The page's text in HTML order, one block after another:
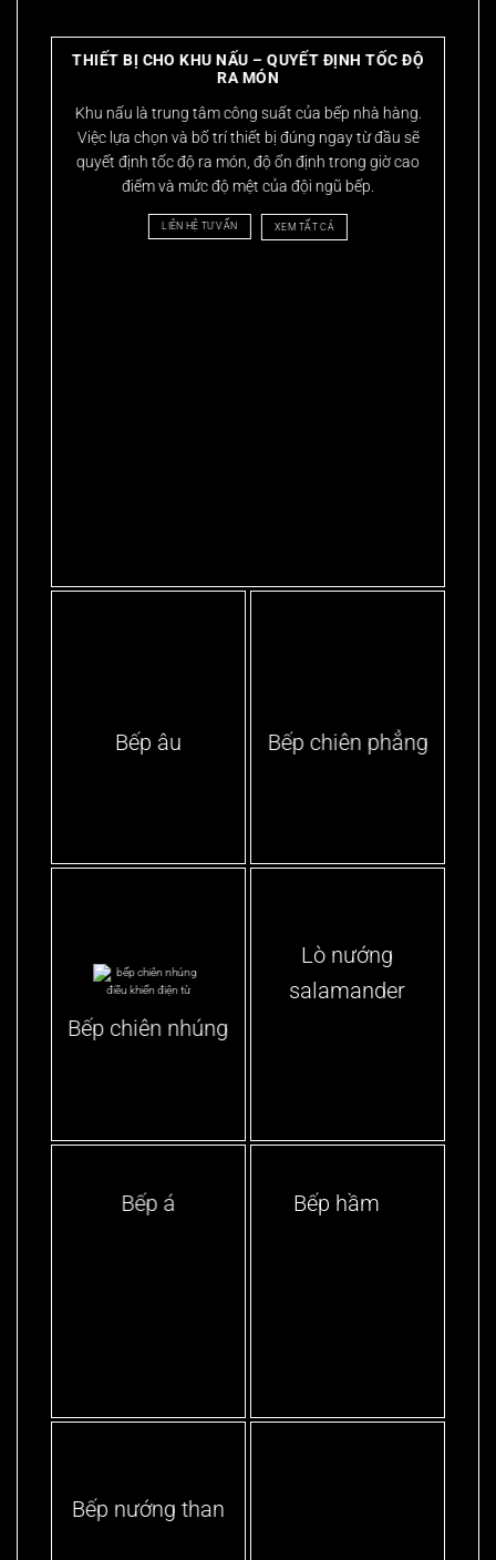
THIẾT BỊ CHO KHU NẤU – QUYẾT ĐỊNH TỐC ĐỘ
RA MÓN
Khu nấu là trung tâm công suất của bếp nhà hàng.
Việc lựa chọn và bố trí thiết bị đúng ngay từ đầu sẽ
quyết định tốc độ ra món, độ ổn định trong giờ cao
điểm và mức độ mệt của đội ngũ bếp.
LIÊN HỆ TƯ VẤN XEM TẤT CẢ
Bếp âu Bếp chiên phẳng
Bếp chiên nhúng
Lò nướng
salamander
Bếp á Bếp hầm
Bếp nướng than